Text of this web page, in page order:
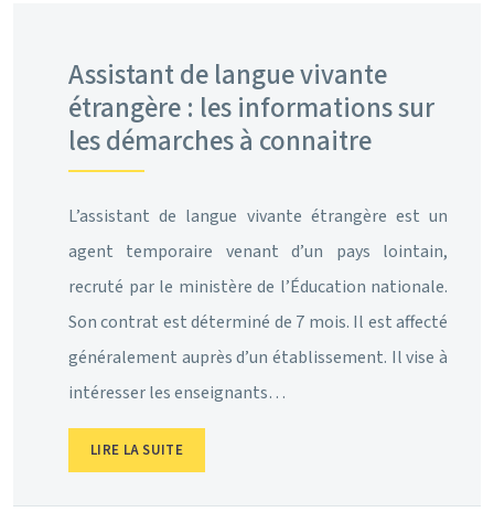
Assistant de langue vivante
étrangère : les informations sur
les démarches à connaitre
L’assistant de langue vivante étrangère est un
agent temporaire venant d’un pays lointain,
recruté par le ministère de l’Éducation nationale.
Son contrat est déterminé de 7 mois. Il est affecté
généralement auprès d’un établissement. Il vise à
intéresser les enseignants…
LIRE LA SUITE